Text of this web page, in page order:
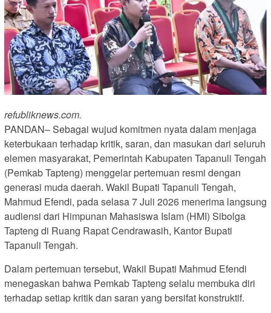
refubliknews.com.
PANDAN– Sebagai wujud komitmen nyata dalam menjaga
keterbukaan terhadap kritik, saran, dan masukan dari seluruh
elemen masyarakat, Pemerintah Kabupaten Tapanuli Tengah
(Pemkab Tapteng) menggelar pertemuan resmi dengan
generasi muda daerah. Wakil Bupati Tapanuli Tengah,
Mahmud Efendi, pada selasa 7 Juli 2026 menerima langsung
audiensi dari Himpunan Mahasiswa Islam (HMI) Sibolga
Tapteng di Ruang Rapat Cendrawasih, Kantor Bupati
Tapanuli Tengah.
Dalam pertemuan tersebut, Wakil Bupati Mahmud Efendi
menegaskan bahwa Pemkab Tapteng selalu membuka diri
terhadap setiap kritik dan saran yang bersifat konstruktif.